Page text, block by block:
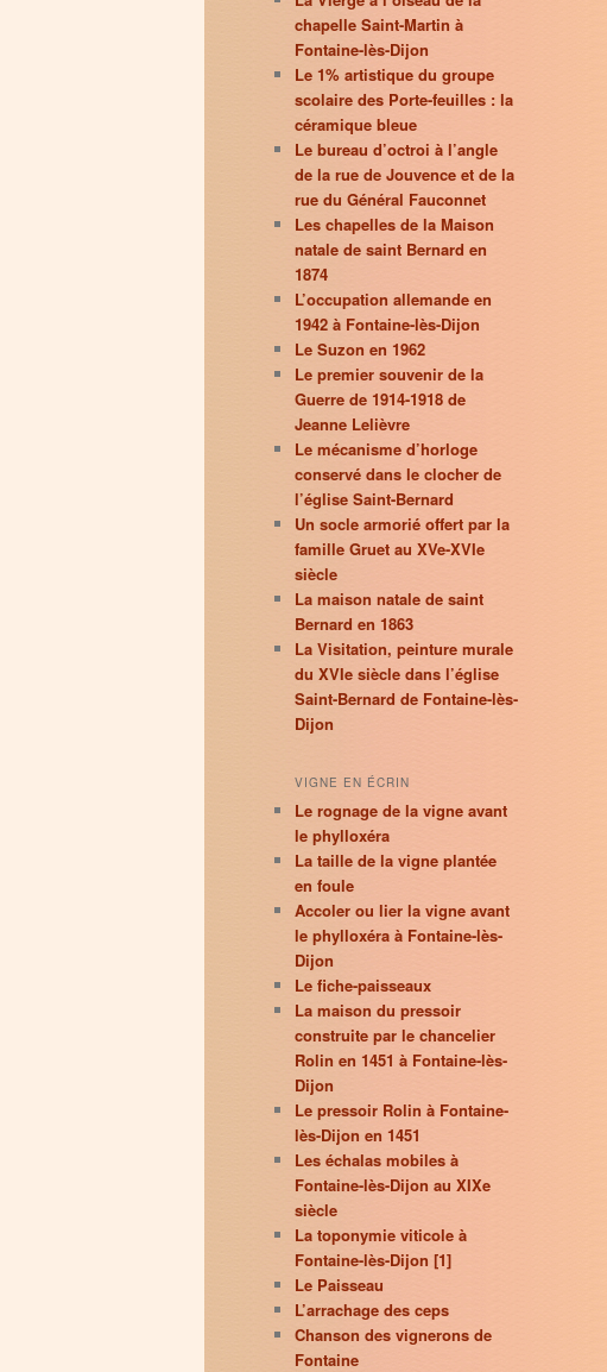
chapelle Saint-Martin à
Fontaine-lès-Dijon
Le 1% artistique du groupe
scolaire des Porte-feuilles : la
céramique bleue
Le bureau d’octroi à l’angle
de la rue de Jouvence et de la
rue du Général Fauconnet
Les chapelles de la Maison
natale de saint Bernard en
1874
L’occupation allemande en
1942 à Fontaine-lès-Dijon
Le Suzon en 1962
Le premier souvenir de la
Guerre de 1914-1918 de
Jeanne Lelièvre
Le mécanisme d’horloge
conservé dans le clocher de
l’église Saint-Bernard
Un socle armorié offert par la
famille Gruet au XVe-XVIe
siècle
La maison natale de saint
Bernard en 1863
La Visitation, peinture murale
du XVIe siècle dans l’église
Saint-Bernard de Fontaine-lès-
Dijon
VIGNE EN ÉCRIN
Le rognage de la vigne avant
le phylloxéra
La taille de la vigne plantée
en foule
Accoler ou lier la vigne avant
le phylloxéra à Fontaine-lès-
Dijon
Le fiche-paisseaux
La maison du pressoir
construite par le chancelier
Rolin en 1451 à Fontaine-lès-
Dijon
Le pressoir Rolin à Fontaine-
lès-Dijon en 1451
Les échalas mobiles à
Fontaine-lès-Dijon au XIXe
siècle
La toponymie viticole à
Fontaine-lès-Dijon [1]
Le Paisseau
L’arrachage des ceps
Chanson des vignerons de
Fontaine